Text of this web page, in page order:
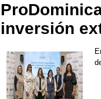
inversión